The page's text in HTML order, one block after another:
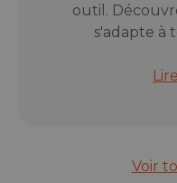
outil.
s'adapte à
Voir